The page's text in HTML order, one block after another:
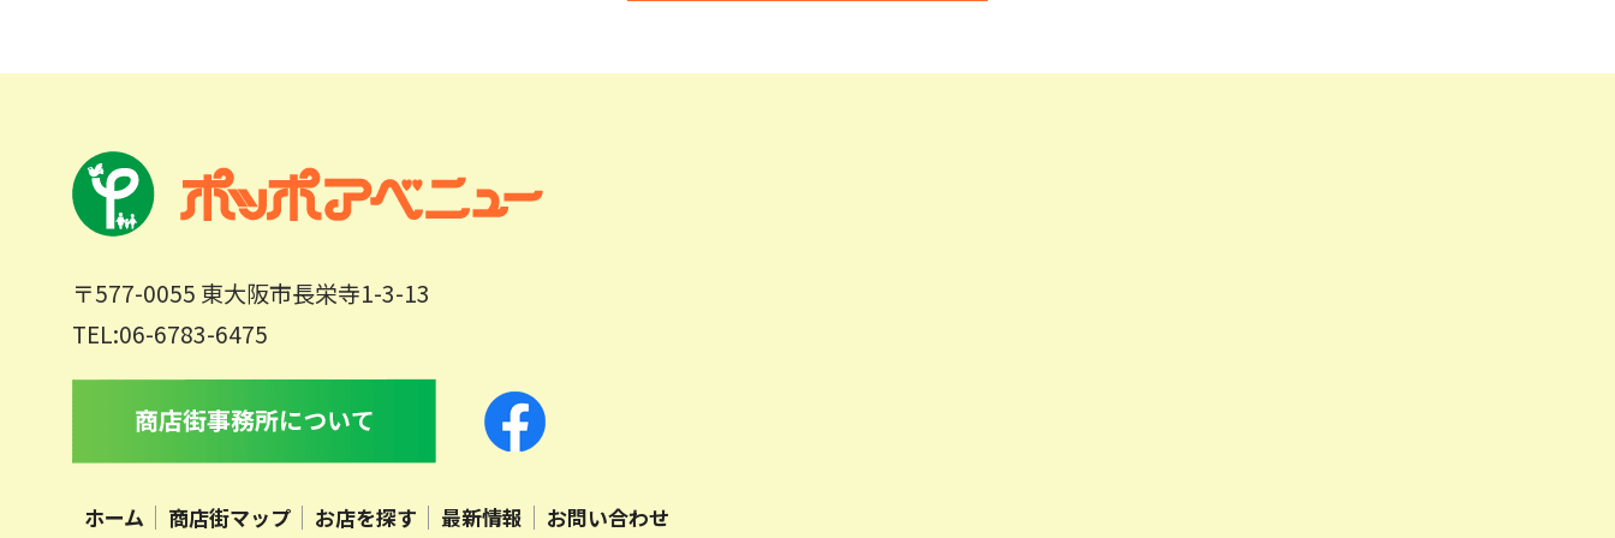
〒577-0055 東大阪市長栄寺1-3-13
TEL:06-6783-6475
ホーム 商店街マップ お店を探す 最新情報 お問い合わせ